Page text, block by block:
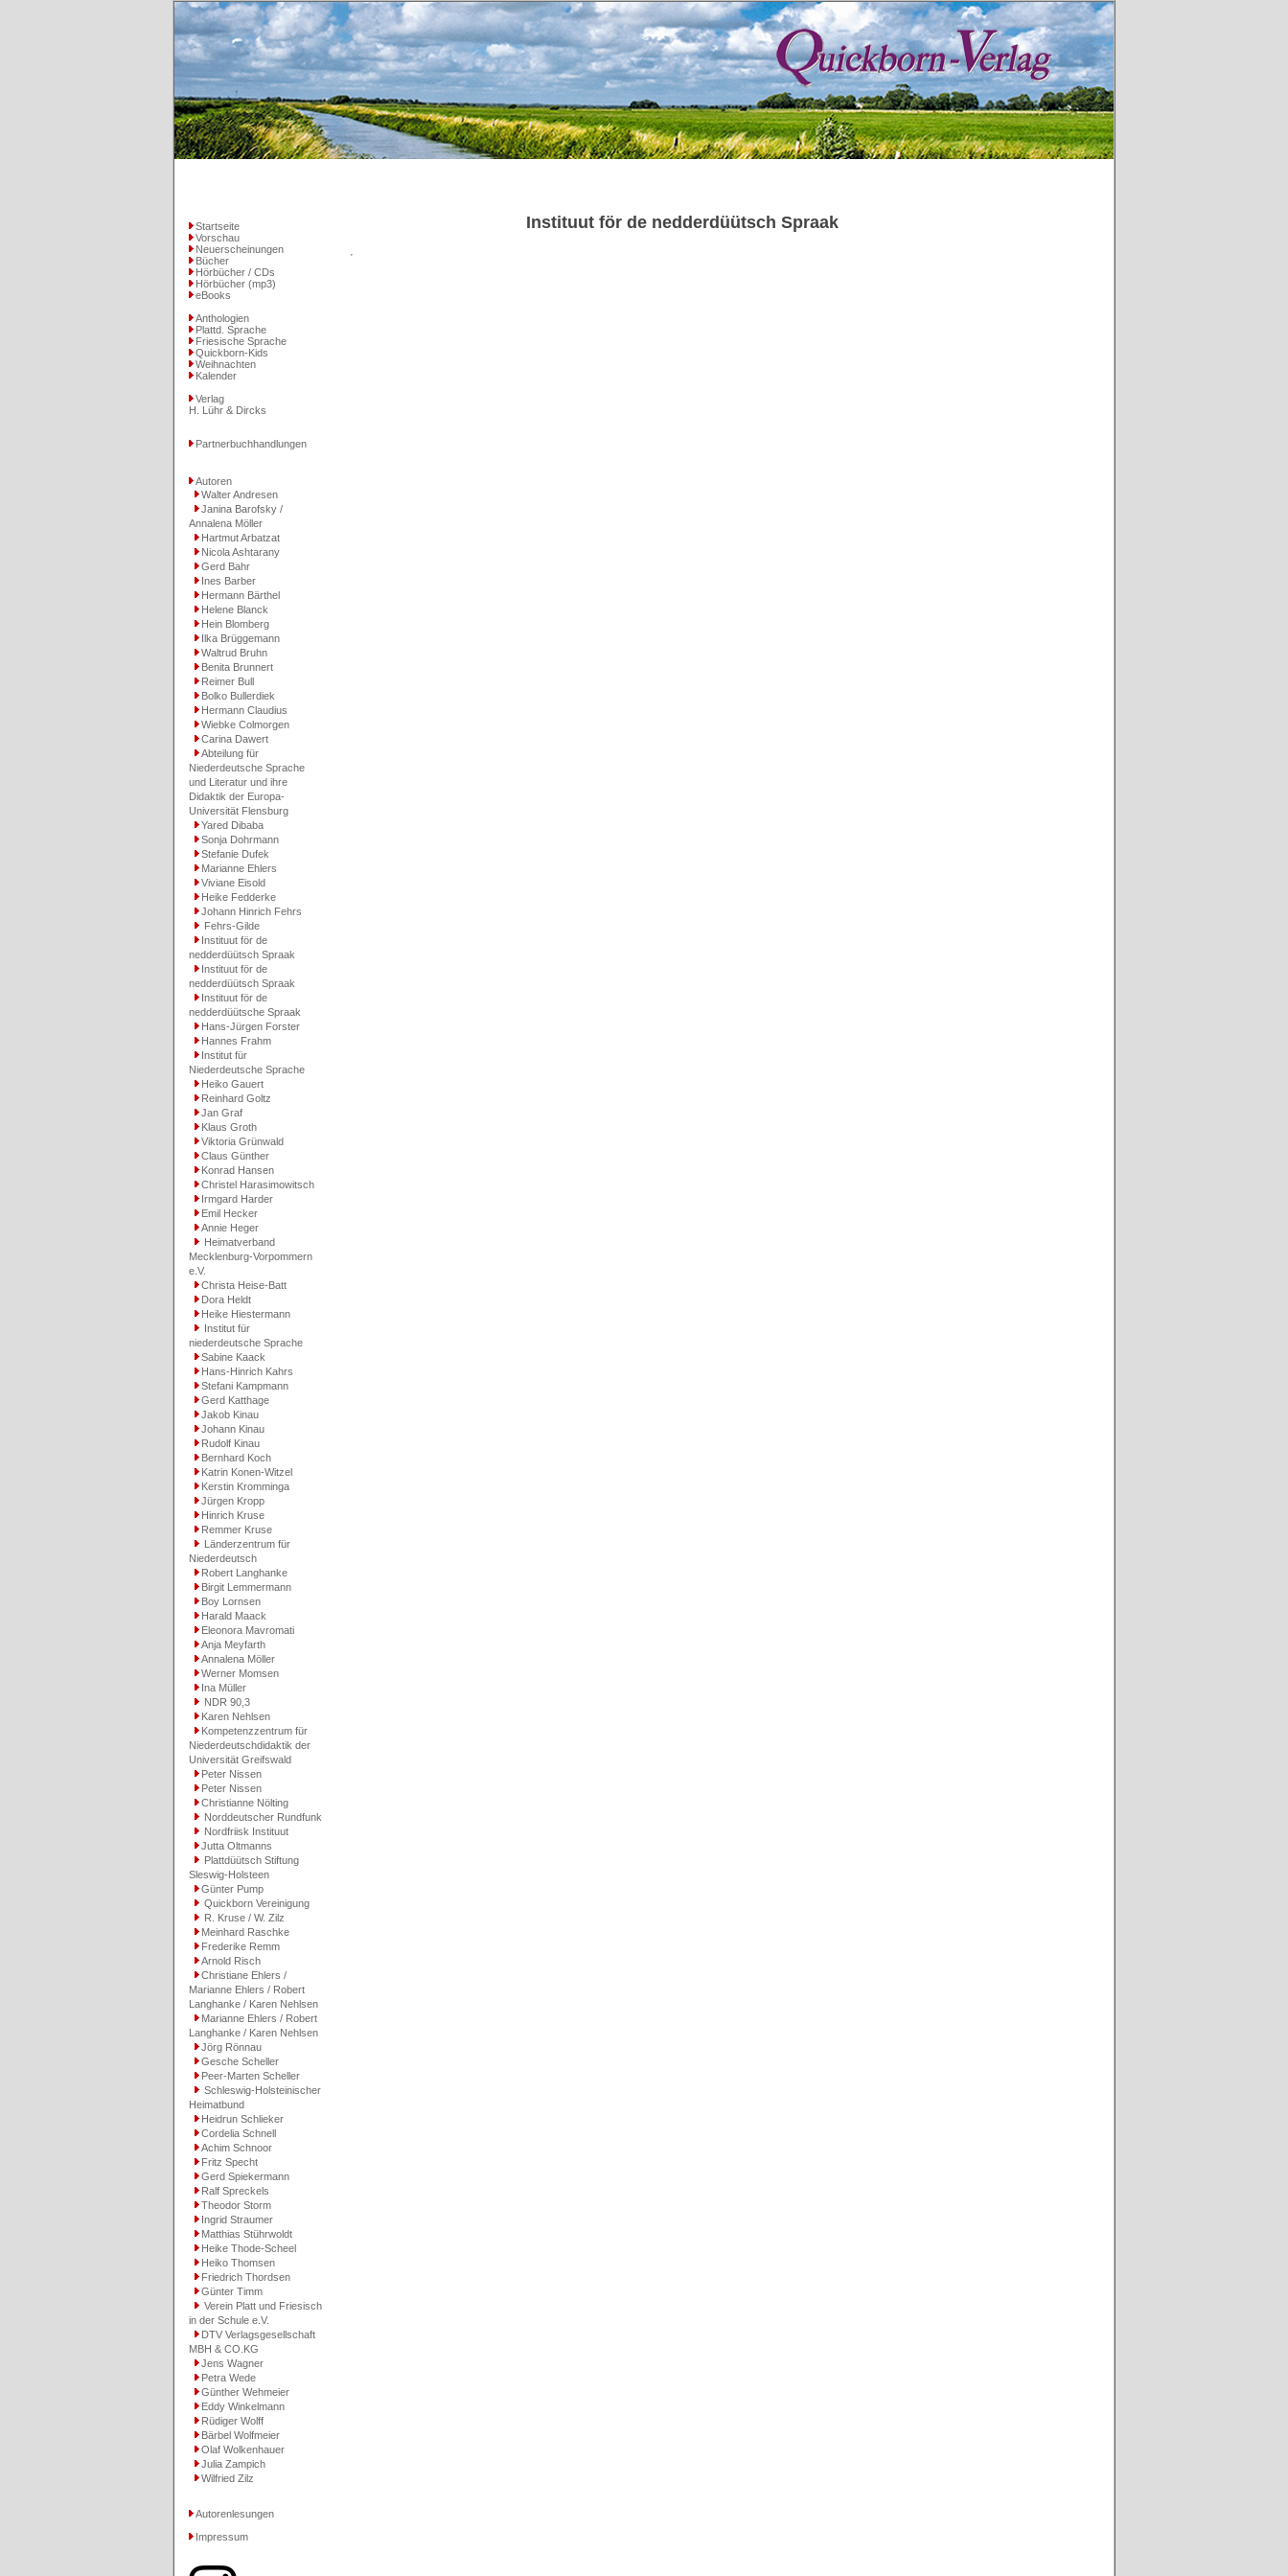
Startseite
Vorschau
Neuerscheinungen
Bücher
Hörbücher / CDs
Hörbücher (mp3)
eBooks
Anthologien
Plattd. Sprache
Friesische Sprache
Quickborn-Kids
Weihnachten
Kalender
Verlag
H. Lühr & Dircks
Partnerbuchhandlungen
Autoren
Walter Andresen
Janina Barofsky /
Annalena Möller
Hartmut Arbatzat
Nicola Ashtarany
Gerd Bahr
Ines Barber
Hermann Bärthel
Helene Blanck
Hein Blomberg
Ilka Brüggemann
Waltrud Bruhn
Benita Brunnert
Reimer Bull
Bolko Bullerdiek
Hermann Claudius
Wiebke Colmorgen
Carina Dawert
Abteilung für
Niederdeutsche Sprache
und Literatur und ihre
Didaktik der Europa-
Universität Flensburg
Yared Dibaba
Sonja Dohrmann
Stefanie Dufek
Marianne Ehlers
Viviane Eisold
Heike Fedderke
Johann Hinrich Fehrs
Fehrs-Gilde
Instituut för de
nedderdüütsch Spraak
Instituut för de
nedderdüütsch Spraak
Instituut för de
nedderdüütsche Spraak
Hans-Jürgen Forster
Hannes Frahm
Institut für
Niederdeutsche Sprache
Heiko Gauert
Reinhard Goltz
Jan Graf
Klaus Groth
Viktoria Grünwald
Claus Günther
Konrad Hansen
Christel Harasimowitsch
Irmgard Harder
Emil Hecker
Annie Heger
Heimatverband
Mecklenburg-Vorpommern
e.V.
Christa Heise-Batt
Dora Heldt
Heike Hiestermann
Institut für
niederdeutsche Sprache
Sabine Kaack
Hans-Hinrich Kahrs
Stefani Kampmann
Gerd Katthage
Jakob Kinau
Johann Kinau
Rudolf Kinau
Bernhard Koch
Katrin Konen-Witzel
Kerstin Kromminga
Jürgen Kropp
Hinrich Kruse
Remmer Kruse
Länderzentrum für
Niederdeutsch
Robert Langhanke
Birgit Lemmermann
Boy Lornsen
Harald Maack
Eleonora Mavromati
Anja Meyfarth
Annalena Möller
Werner Momsen
Ina Müller
NDR 90,3
Karen Nehlsen
Kompetenzzentrum für
Niederdeutschdidaktik der
Universität Greifswald
Peter Nissen
Peter Nissen
Christianne Nölting
Norddeutscher Rundfunk
Nordfriisk Instituut
Jutta Oltmanns
Plattdüütsch Stiftung
Sleswig-Holsteen
Günter Pump
Quickborn Vereinigung
R. Kruse / W. Zilz
Meinhard Raschke
Frederike Remm
Arnold Risch
Christiane Ehlers /
Marianne Ehlers / Robert
Langhanke / Karen Nehlsen
Marianne Ehlers / Robert
Langhanke / Karen Nehlsen
Jörg Rönnau
Gesche Scheller
Peer-Marten Scheller
Schleswig-Holsteinischer
Heimatbund
Heidrun Schlieker
Cordelia Schnell
Achim Schnoor
Fritz Specht
Gerd Spiekermann
Ralf Spreckels
Theodor Storm
Ingrid Straumer
Matthias Stührwoldt
Heike Thode-Scheel
Heiko Thomsen
Friedrich Thordsen
Günter Timm
Verein Platt und Friesisch
in der Schule e.V.
DTV Verlagsgesellschaft
MBH & CO.KG
Jens Wagner
Petra Wede
Günther Wehmeier
Eddy Winkelmann
Rüdiger Wolff
Bärbel Wolfmeier
Olaf Wolkenhauer
Julia Zampich
Wilfried Zilz
Autorenlesungen
Impressum
Instituut för de nedderdüütsch Spraak